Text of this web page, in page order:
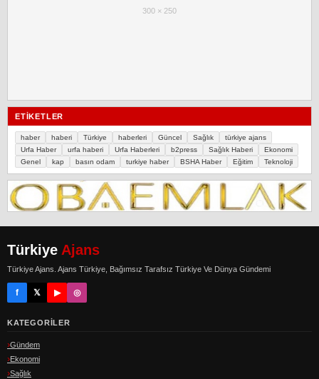
300 × 250
ETIKETLER
haber haberi Türkiye haberleri Güncel Sağlık
türkiye ajans
Urfa Haber
urfa haberi Urfa Haberleri b2press Sağlık Haberi
Ekonomi
Genel
kap basın odam turkiye haber BSHA Haber Eğitim Teknoloji
Türkiye Ajans
Türkiye Ajans. Ajans Türkiye, Bağımsız Tarafsız Türkiye Ve Dünya Gündemi
f 𝕏 ▶ ◎
KATEGORILER
Gündem
Ekonomi
Sağlık